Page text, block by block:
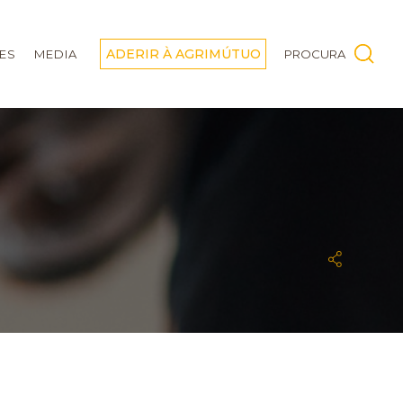
MEDIA ADERIR À AGRIMÚTUO PROCURA